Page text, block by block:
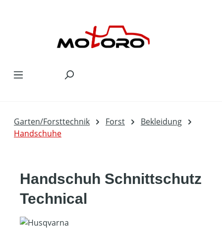
Garten/Forsttechnik Forst
Bekleidung
Handschuhe
Handschuh Schnittschutz
Technical